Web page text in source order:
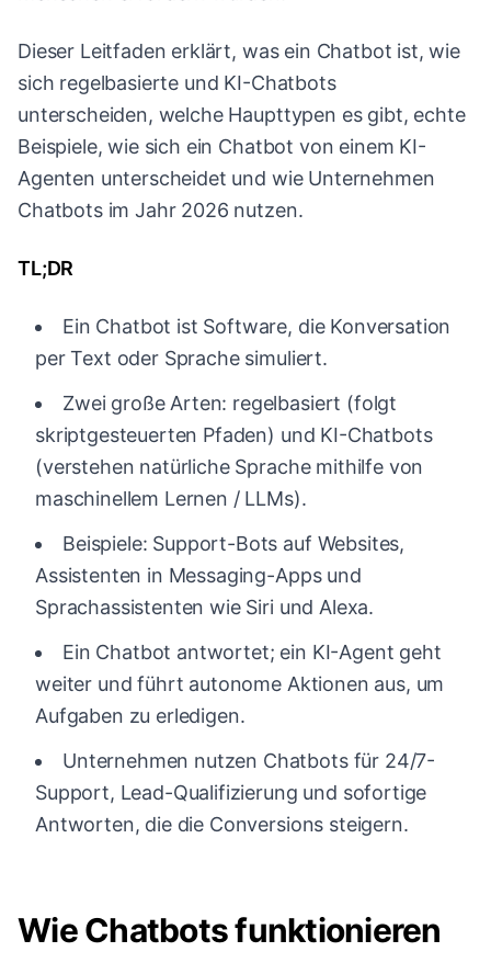
Dieser Leitfaden erklärt, was ein Chatbot ist, wie
sich regelbasierte und KI-Chatbots
unterscheiden, welche Haupttypen es gibt, echte
Beispiele, wie sich ein Chatbot von einem KI-
Agenten unterscheidet und wie Unternehmen
Chatbots im Jahr 2026 nutzen.
TL;DR
Ein Chatbot ist Software, die Konversation
per Text oder Sprache simuliert.
Zwei große Arten: regelbasiert (folgt
skriptgesteuerten Pfaden) und KI-Chatbots
(verstehen natürliche Sprache mithilfe von
maschinellem Lernen / LLMs).
Beispiele: Support-Bots auf Websites,
Assistenten in Messaging-Apps und
Sprachassistenten wie Siri und Alexa.
Ein Chatbot antwortet; ein KI-Agent geht
weiter und führt autonome Aktionen aus, um
Aufgaben zu erledigen.
Unternehmen nutzen Chatbots für 24/7-
Support, Lead-Qualifizierung und sofortige
Antworten, die die Conversions steigern.
Wie Chatbots funktionieren